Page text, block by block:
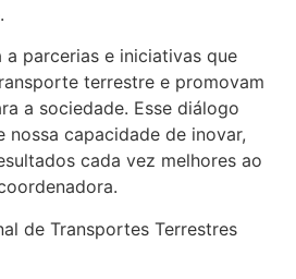
a parcerias e iniciativas que
terrestre e promovam
a sociedade. Esse diálogo
capacidade de inovar,
cada vez melhores ao
de Transportes Terrestres